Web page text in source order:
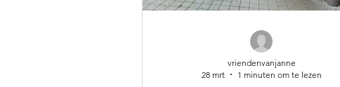
vriendenvanjanne
28 mrt
1 minuten om te lezen